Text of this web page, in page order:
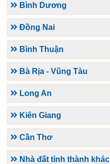
Bình Dương
Đồng Nai
Bình Thuận
Bà Rịa - Vũng Tàu
Long An
Kiên Giang
Cần Thơ
Nhà đất tỉnh thành khác